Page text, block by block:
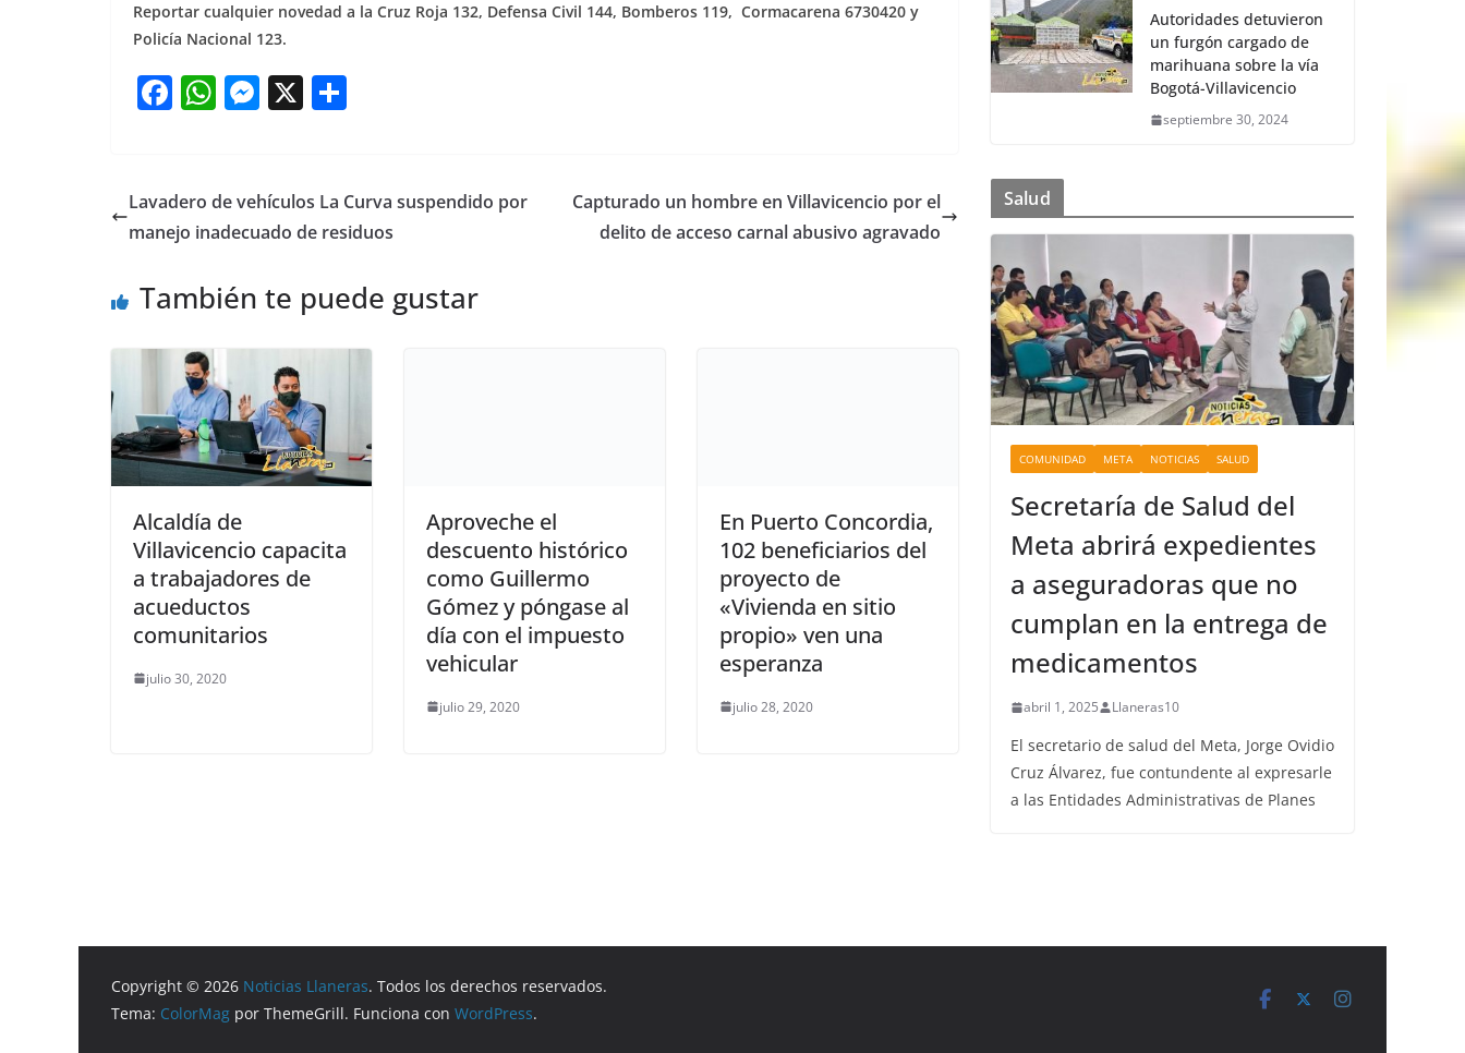
Reportar cualquier novedad a la Cruz Roja 132, Defensa Civil 144, Bomberos 119, Cormacarena 6730420 y
Policía Nacional 123.
F
e
b
o
k
W
s
A
p
M
e
n
er
X
e
Lavadero de vehículos La Curva suspendido por
manejo inadecuado de residuos
Capturado un hombre en Villavicencio por el
delito de acceso carnal abusivo agravado
También te puede gustar
Alcaldía de
Villavicencio capacita
a trabajadores de
acueductos
comunitarios
julio 30, 2020
Aproveche el
descuento histórico
como Guillermo
Gómez y póngase al
día con el impuesto
vehicular
julio 29, 2020
En Puerto Concordia,
102 beneficiarios del
proyecto de
«Vivienda en sitio
propio» ven una
esperanza
julio 28, 2020
Autoridades detuvieron
un furgón cargado de
marihuana sobre la vía
Bogotá-Villavicencio
septiembre 30, 2024
Salud
COMUNIDAD META NOTICIAS SALUD
Secretaría de Salud del
Meta abrirá expedientes
a aseguradoras que no
cumplan en la entrega de
medicamentos
abril 1, 2025 Llaneras10
El secretario de salud del Meta, Jorge Ovidio
Cruz Álvarez, fue contundente al expresarle
a las Entidades Administrativas de Planes
Copyright © 2026 Noticias Llaneras. Todos los derechos reservados.
Tema: ColorMag por ThemeGrill. Funciona con WordPress.